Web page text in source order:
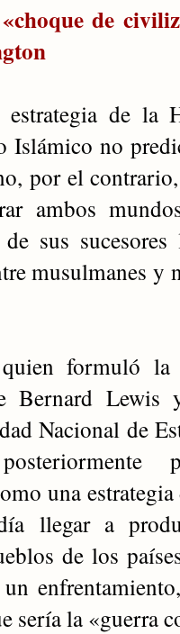
de
de la
Islámico no
por el
ambos
sus
musulmanes y
formuló la
Bernard
Nacional de
una
llegar a
de los
sería la «guerra